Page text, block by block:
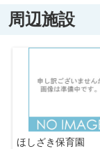
周辺施設
ほしざき保育園